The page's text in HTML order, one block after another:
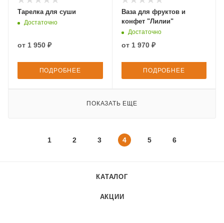
Тарелка для суши
Достаточно
от 1 950 ₽
ПОДРОБНЕЕ
Ваза для фруктов и
конфет "Лилии"
Достаточно
от 1 970 ₽
ПОДРОБНЕЕ
ПОКАЗАТЬ ЕЩЕ
1 2 3 4 5 6
КАТАЛОГ
АКЦИИ